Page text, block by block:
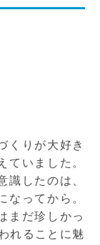
くりが大好き
ていました。
識したのは、
なってから。
まだ珍しかっ
れることに魅